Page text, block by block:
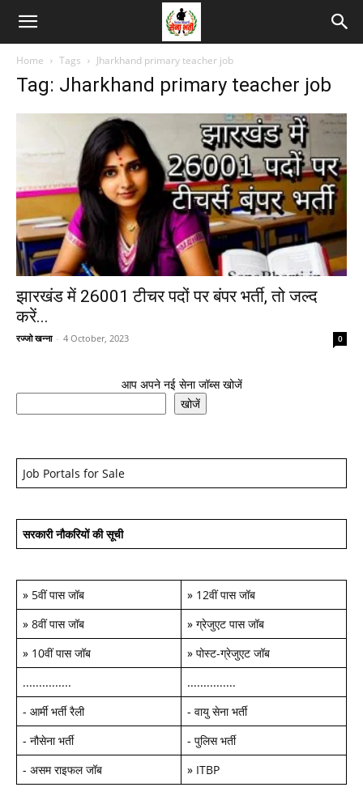
Home Tags Jharkhand primary teacher job
Tag: Jharkhand primary teacher job
झारखंड में 26001 टीचर पदों पर बंपर भर्ती, तो जल्द
करें...
रज्जो खन्ना - 4 October, 2023 0
आप अपने नई सेना जॉब्स खोजें
खोजें
Job Portals for Sale
सरकारी नौकरियों की सूची
» 5वीं पास जॉब » 12वीं पास जॉब
» 8वीं पास जॉब » ग्रेजुएट पास जॉब
» 10वीं पास जॉब » पोस्ट-ग्रेजुएट जॉब
...............
...............
- आर्मी भर्ती रैली - वायु सेना भर्ती
- नौसेना भर्ती - पुलिस भर्ती
- असम राइफल जॉब » ITBP